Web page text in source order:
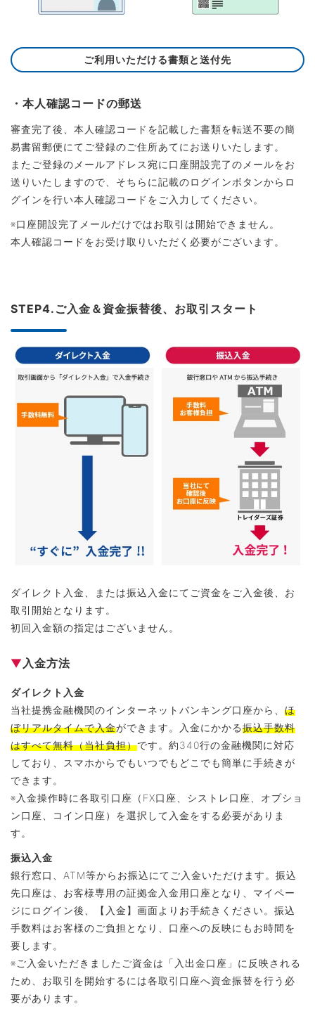
ご利用いただける書類と送付先
・本人確認コードの郵送
審査完了後、本人確認コードを記載した書類を転送不要の簡
易書留郵便にてご登録のご住所あてにお送りいたします。
またご登録のメールアドレス宛に口座開設完了のメールをお
送りいたしますので、そちらに記載のログインボタンからロ
グインを行い本人確認コードをご入力してください。
※口座開設完了メールだけではお取引は開始できません。
本人確認コードをお受け取りいただく必要がございます。
STEP4.ご入金＆資金振替後、お取引スタート
ダイレクト入金、または振込入金にてご資金をご入金後、お
取引開始となります。
初回入金額の指定はございません。
▼ 入金方法
ダイレクト入金
当社提携金融機関のインターネットバンキング口座から、 ほ
ぼリアルタイムで入金ができます。入金にかかる振込手数料
はすべて無料（当社負担）です。約340行の金融機関に対応
しており、スマホからでもいつでもどこでも簡単に手続きが
できます。
※入金操作時に各取引口座（FX口座、シストレ口座、オプショ
ン口座、コイン口座）を選択して入金をする必要がありま
す。
振込入金
銀行窓口、ATM等からお振込にてご入金いただけます。振込
先口座は、お客様専用の証拠金入金用口座となり、マイペー
ジにログイン後、【入金】画面よりお手続きください。振込
手数料はお客様のご負担となり、口座への反映にもお時間を
要します。
※ご入金いただきましたご資金は「入出金口座」に反映される
ため、お取引を開始するには各取引口座へ資金振替を行う必
要があります。